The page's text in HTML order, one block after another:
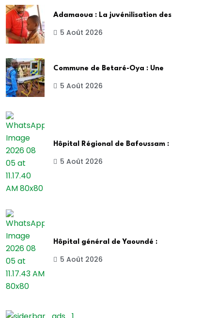
Adamaoua : La juvénilisation des
5 Août 2026
Commune de Betaré-Oya : Une
5 Août 2026
Hôpital Régional de Bafoussam :
5 Août 2026
Hôpital général de Yaoundé :
5 Août 2026